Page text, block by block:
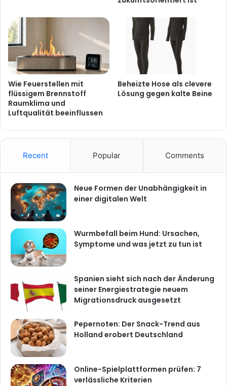
Wie Feuerstellen mit
flüssigem Brennstoff
Raumklima und
Luftqualität beeinflussen
Beheizte Hose als clevere
Lösung gegen kalte Beine
Recent Popular Comments
Neue Formen der Unabhängigkeit in
einer digitalen Welt
Wurmbefall beim Hund: Ursachen,
Symptome und was jetzt zu tun ist
Spanien sieht sich nach der Änderung
seiner Energiestrategie neuem
Migrationsdruck ausgesetzt
Pepernoten: Der Snack-Trend aus
Holland erobert Deutschland
Online-Spielplattformen prüfen: 7
verlässliche Kriterien